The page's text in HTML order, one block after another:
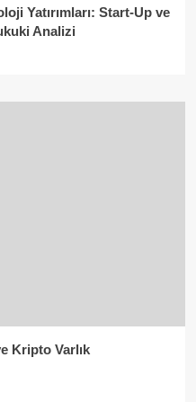
Yatırımları: Start-Up ve
Analizi
Kripto Varlık